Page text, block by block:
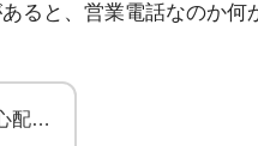
ると、営業電話なのか
配…